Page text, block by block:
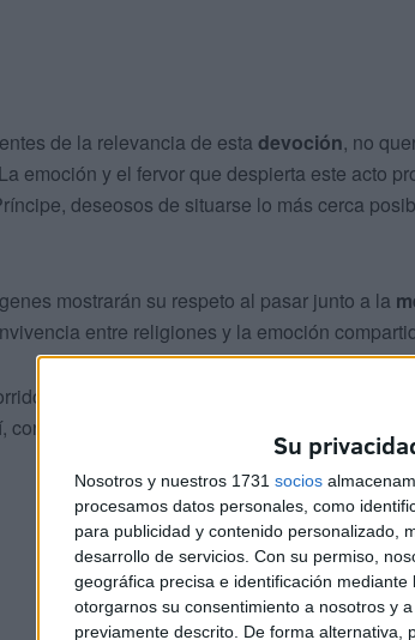
Su
Nosotros y nuestros 1731 socios
procesamos datos personales, como
para publicidad y contenido personalizado,
desarrollo de servicios. Con su permiso,
geográfica precisa e identificación
otorgarnos su consentimiento a nosotros y
previamente descrito. De forma alternativa,
de la relevancia de esta devoción, no
emoción y el fervor que despierta este acto
deseosos de situarse lo más cerca
mostrarán su respeto al pasar junto a la
entre religiones y la emoción
se vivirá otro de los momentos más
convertido ya en parada tradicional, tendrá